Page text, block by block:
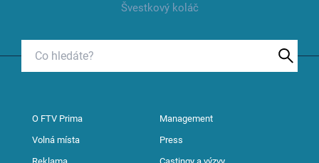
Švestkový koláč
O FTV Prima Management
Volná místa Press